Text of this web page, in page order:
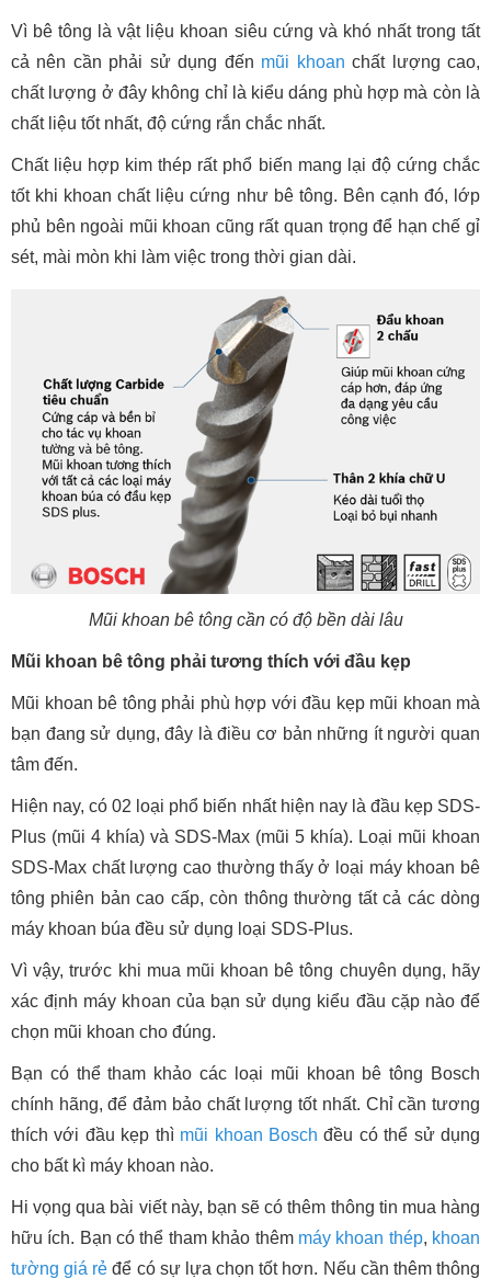
Vì bê tông là vật liệu khoan siêu cứng và khó nhất trong tất
cả nên cần phải sử dụng đến mũi khoan chất lượng cao,
chất lượng ở đây không chỉ là kiểu dáng phù hợp mà còn là
chất liệu tốt nhất, độ cứng rắn chắc nhất.
Chất liệu hợp kim thép rất phổ biến mang lại độ cứng chắc
tốt khi khoan chất liệu cứng như bê tông. Bên cạnh đó, lớp
phủ bên ngoài mũi khoan cũng rất quan trọng để hạn chế gỉ
sét, mài mòn khi làm việc trong thời gian dài.
Mũi khoan bê tông cần có độ bền dài lâu
Mũi khoan bê tông phải tương thích với đầu kẹp
Mũi khoan bê tông phải phù hợp với đầu kẹp mũi khoan mà
bạn đang sử dụng, đây là điều cơ bản những ít người quan
tâm đến.
Hiện nay, có 02 loại phổ biến nhất hiện nay là đầu kẹp SDS-
Plus (mũi 4 khía) và SDS-Max (mũi 5 khía). Loại mũi khoan
SDS-Max chất lượng cao thường thấy ở loại máy khoan bê
tông phiên bản cao cấp, còn thông thường tất cả các dòng
máy khoan búa đều sử dụng loại SDS-Plus.
Vì vậy, trước khi mua mũi khoan bê tông chuyên dụng, hãy
xác định máy khoan của bạn sử dụng kiểu đầu cặp nào để
chọn mũi khoan cho đúng.
Bạn có thể tham khảo các loại mũi khoan bê tông Bosch
chính hãng, để đảm bảo chất lượng tốt nhất. Chỉ cần tương
thích với đầu kẹp thì mũi khoan Bosch đều có thể sử dụng
cho bất kì máy khoan nào.
Hi vọng qua bài viết này, bạn sẽ có thêm thông tin mua hàng
hữu ích. Bạn có thể tham khảo thêm máy khoan thép, khoan
tường giá rẻ để có sự lựa chọn tốt hơn. Nếu cần thêm thông